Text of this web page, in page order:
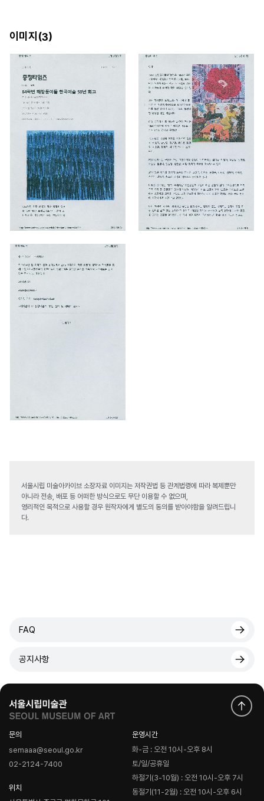
이미지(3)
서울시립 미술아카이브 소장자료 이미지는 저작권법 등 관계법령에 따라 복제뿐만
아니라 전송, 배포 등 어떠한 방식으로도 무단 이용할 수 없으며,
영리적인 목적으로 사용할 경우 원작자에게 별도의 동의를 받아야함을 알려드립니
다.
FAQ
공지사항
문의
semaaa@seoul.go.kr
02-2124-7400
위치
운영시간
화-금 : 오전 10시-오후 8시
토/일/공휴일
하절기(3-10월) : 오전 10시-오후 7시
동절기(11-2월) : 오전 10시-오후 6시